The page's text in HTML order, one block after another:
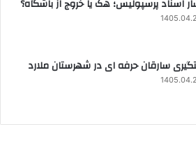
اسناد پرسپولیس؛ هک یا خروج از باشگاه؟
سارقان حرفه ای در شهرستان ملارد